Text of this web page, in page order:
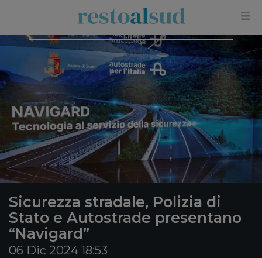
Sicurezza stradale, Polizia di
Stato e Autostrade presentano
“Navigard”
06 Dic 2024 18:53
×